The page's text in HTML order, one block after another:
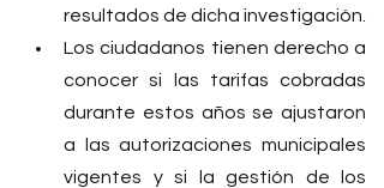
resultados de dicha investigación.
Los ciudadanos tienen derecho a
conocer si las tarifas cobradas
durante estos años se ajustaron
a las autorizaciones municipales
vigentes y si la gestión de los